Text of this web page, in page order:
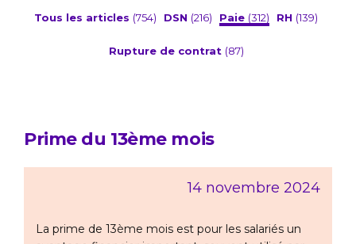
Tous les articles (754) DSN (216) Paie (312) RH (139)
Rupture de contrat (87)
Prime du 13ème mois
14 novembre 2024
La prime de 13ème mois est pour les salariés un